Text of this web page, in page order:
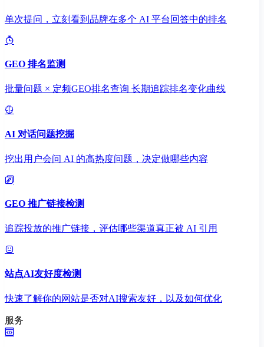
单次提问，立刻看到品牌在多个 AI 平台回答中的排名
GEO 排名监测
批量问题 × 定频GEO排名查询 长期追踪排名变化曲线
AI 对话问题挖掘
挖出用户会问 AI 的高热度问题，决定做哪些内容
GEO 推广链接检测
追踪投放的推广链接，评估哪些渠道真正被 AI 引用
站点AI友好度检测
快速了解你的网站是否对AI搜索友好，以及如何优化
服务